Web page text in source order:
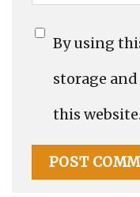
By using
storage
this website.